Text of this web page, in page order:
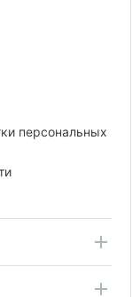
персональных